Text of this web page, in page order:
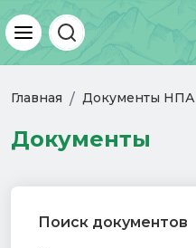
Главная Документы НПА
Документы
Поиск документов